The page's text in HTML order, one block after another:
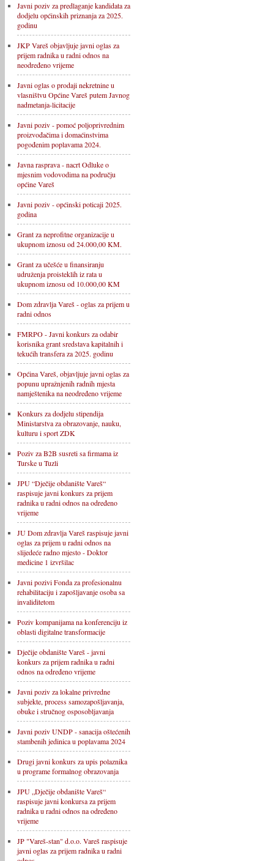
Javni poziv za predlaganje kandidata za
dodjelu općinskih priznanja za 2025.
godinu
JKP Vareš objavljuje javni oglas za
prijem radnika u radni odnos na
neodređeno vrijeme
Javni oglas o prodaji nekretnine u
vlasništvu Općine Vareš putem Javnog
nadmetanja-licitacije
Javni poziv - pomoć poljoprivrednim
proizvođačima i domaćinstvima
pogođenim poplavama 2024.
Javna rasprava - nacrt Odluke o
mjesnim vodovodima na području
općine Vareš
Javni poziv - općinski poticaji 2025.
godina
Grant za neprofitne organizacije u
ukupnom iznosu od 24.000,00 KM.
Grant za učešće u finansiranju
udruženja proisteklih iz rata u
ukupnom iznosu od 10.000,00 KM
Dom zdravlja Vareš - oglas za prijem u
radni odnos
FMRPO - Javni konkurs za odabir
korisnika grant sredstava kapitalnih i
tekućih transfera za 2025. godinu
Općina Vareš, objavljuje javni oglas za
popunu upražnjenih radnih mjesta
namještenika na neodređeno vrijeme
Konkurs za dodjelu stipendija
Ministarstva za obrazovanje, nauku,
kulturu i sport ZDK
Poziv za B2B susreti sa firmama iz
Turske u Tuzli
JPU “Dječije obdanište Vareš“
raspisuje javni konkurs za prijem
radnika u radni odnos na određeno
vrijeme
JU Dom zdravlja Vareš raspisuje javni
oglas za prijem u radni odnos na
slijedeće radno mjesto - Doktor
medicine 1 izvršilac
Javni pozivi Fonda za profesionalnu
rehabilitaciju i zapošljavanje osoba sa
invaliditetom
Poziv kompanijama na konferenciju iz
oblasti digitalne transformacije
Dječije obdanište Vareš - javni
konkurs za prijem radnika u radni
odnos na određeno vrijeme
Javni poziv za lokalne privredne
subjekte, process samozapošljavanja,
obuke i stručnog osposobljavanja
Javni poziv UNDP - sanacija oštećenih
stambenih jedinica u poplavama 2024
Drugi javni konkurs za upis polaznika
u programe formalnog obrazovanja
JPU „Dječije obdanište Vareš“
raspisuje javni konkursa za prijem
radnika u radni odnos na određeno
vrijeme
JP "Vareš-stan" d.o.o. Vareš raspisuje
javni oglas za prijem radnika u radni